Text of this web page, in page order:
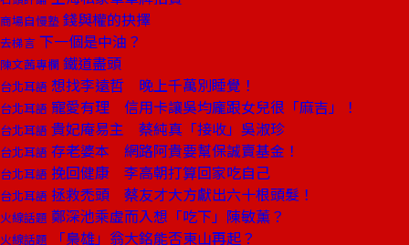
商場自慢塾 錢與權的抉擇
去梯言 下一個是中油？
陳文茜專欄 鐵道盡頭
台北耳語 想找李遠哲 晚上千萬別睡覺！
台北耳語 寵愛有理 信用卡讓吳均龐跟女兒很「麻吉」！
台北耳語 貴妃庵易主 蔡純真「接收」吳淑珍
台北耳語 存老婆本 網路阿貴要幫保誠賣基金！
台北耳語 挽回健康 李高朝打算回家吃自己
台北耳語 拯救禿頭 蔡友才大方獻出六十根頭髮！
火線話題 鄭深池乘虛而入想「吃下」陳敏薰？
火線話題 「梟雄」翁大銘能否東山再起？